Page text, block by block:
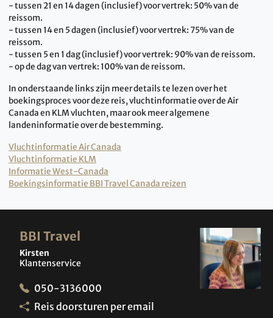
- tussen 21 en 14 dagen (inclusief) voor vertrek: 50% van de
reissom.
- tussen 14 en 5 dagen (inclusief) voor vertrek: 75% van de
reissom.
- tussen 5 en 1 dag (inclusief) voor vertrek: 90% van de reissom.
- op de dag van vertrek: 100% van de reissom.
In onderstaande links zijn meer details te lezen over het
boekingsproces voor deze reis, vluchtinformatie over de Air
Canada en KLM vluchten, maar ook meer algemene
landeninformatie over de bestemming.
Vluchtinformatie Air Canada
Vluchtinformatie KLM
Informatie West-Canada
Boekingsinformatie BBI Travel Canada reizen
BBI Travel
Kirsten
Klantenservice
050-3136000
Reis doorsturen per email